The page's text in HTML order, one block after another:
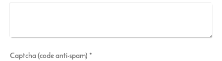
Captcha (code anti-spam) *